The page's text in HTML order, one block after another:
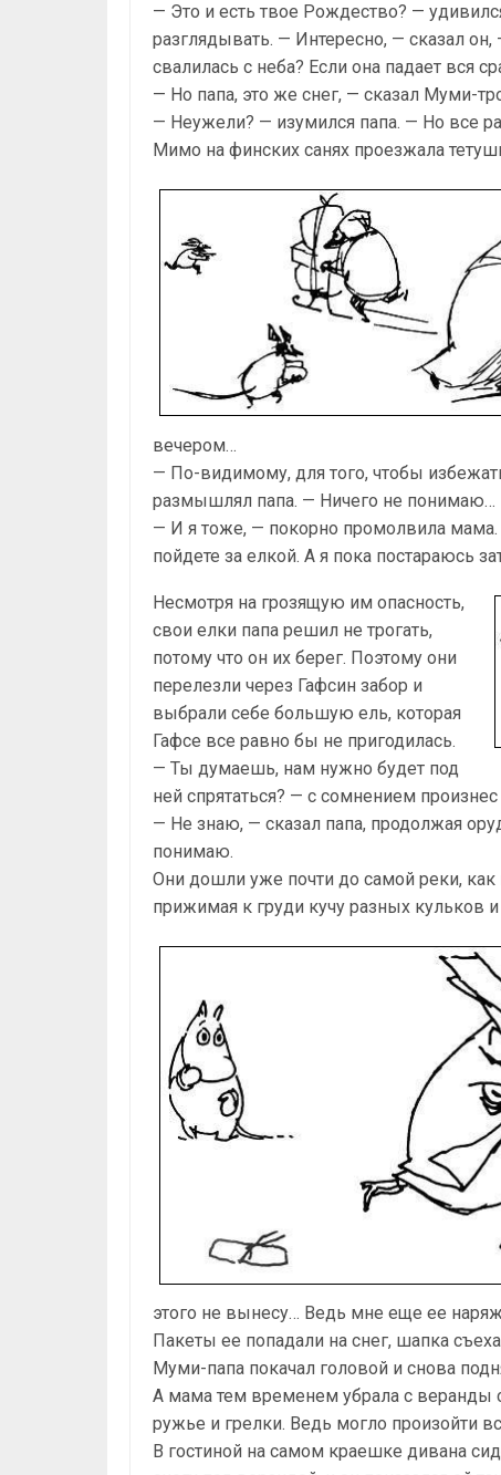
— Это и есть твое Рождество? —
разглядывать. — Интересно, — сказал
свалилась с неба? Если она падает вся
— Но папа, это же снег, — сказал Муми-
— Неужели? — изумился папа. — Но все
Мимо на финских санях проезжала
вечером…
— По-видимому, для того, чтобы
размышлял папа. — Ничего не понимаю…
— И я тоже, — покорно промолвила
пойдете за елкой. А я пока постараюсь
Несмотря на грозящую им опасность,
свои елки папа решил не трогать,
потому что он их берег. Поэтому они
перелезли через Гафсин забор и
выбрали себе большую ель, которая
Гафсе все равно бы не пригодилась.
— Ты думаешь, нам нужно будет под
ней спрятаться? — с сомнением
— Не знаю, — сказал папа, продолжая
понимаю.
Они дошли уже почти до самой реки, как
прижимая к груди кучу разных кульков и
этого не вынесу… Ведь мне еще ее
Пакеты ее попадали на снег, шапка
Муми-папа покачал головой и снова
А мама тем временем убрала с веранды
ружье и грелки. Ведь могло произойти
В гостиной на самом краешке дивана